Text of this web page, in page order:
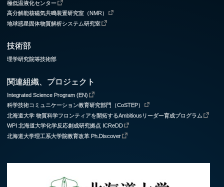
極低温液化センター
高分解能核磁気共鳴装置研究室（NMR）
地球惑星固体物質解析システム研究室
技術部
理学研究院等技術部
関連組織、プロジェクト
Integrated Science Program (EN)
科学技術コミュニケーション教育研究部門（CoSTEP）
北海道大学 物質科学フロンティアを開拓するAmbitiousリーダー育成プログラム
WPI 北海道大学化学反応創成研究拠点 ICReDD
北海道大学理工系大学院教育改革 Ph.Discover